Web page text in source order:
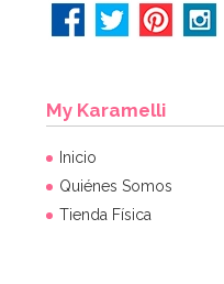
My Karamelli
Inicio
Quiénes Somos
Tienda Física